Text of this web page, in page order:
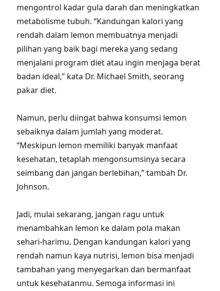
mengontrol kadar gula darah dan meningkatkan
metabolisme tubuh. “Kandungan kalori yang
rendah dalam lemon membuatnya menjadi
pilihan yang baik bagi mereka yang sedang
menjalani program diet atau ingin menjaga berat
badan ideal,” kata Dr. Michael Smith, seorang
pakar diet.
Namun, perlu diingat bahwa konsumsi lemon
sebaiknya dalam jumlah yang moderat.
“Meskipun lemon memiliki banyak manfaat
kesehatan, tetaplah mengonsumsinya secara
seimbang dan jangan berlebihan,” tambah Dr.
Johnson.
Jadi, mulai sekarang, jangan ragu untuk
menambahkan lemon ke dalam pola makan
sehari-harimu. Dengan kandungan kalori yang
rendah namun kaya nutrisi, lemon bisa menjadi
tambahan yang menyegarkan dan bermanfaat
untuk kesehatanmu. Semoga informasi ini